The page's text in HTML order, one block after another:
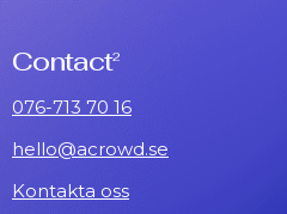
Contact2
076-713 70 16
hello@acrowd.se
Kontakta oss